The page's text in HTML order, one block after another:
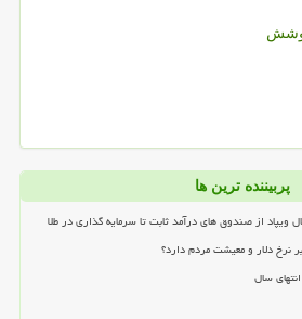
پربیننده ترین ها
ویپاد از صندوق های درآمد ثابت تا سرمایه گذاری در طلا
سال